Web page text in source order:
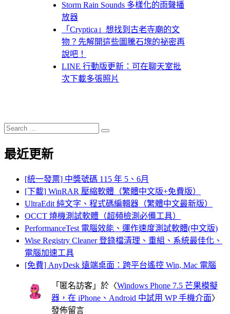
Storm Rain Sounds 多樣化的雨聲播
放器
「Cryptica」想找到古老寺廟的文
物？先解開這些圖騰石塊的祕密再
說吧！
LINE 行動版更新：可在聊天室批
次下載多張照片
Search
for:
Search
最近更新
[統一發票] 中獎號碼 115 年 5、6月
[下載] WinRAR 壓縮軟體（繁體中文版+免費版）
UltraEdit 純文字、程式碼編輯器（繁體中文最新版）
OCCT 燒機測試軟體（超頻檢測必備工具）
PerformanceTest 電腦效能、運作速度測試軟體(中文版)
Wise Registry Cleaner 登錄檔清理、重組、系統最佳化、
電腦加速工具
[免費] AnyDesk 遠端桌面：跨平台遙控 Win, Mac 電腦
「 匿名訪客 」於〈Windows Phone 7.5 芒果模擬
器，在 iPhone、Android 中試用 WP 手機介面〉
發佈留言